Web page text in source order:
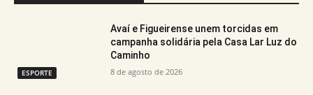
ESPORTE
Avaí e Figueirense unem torcidas em
campanha solidária pela Casa Lar Luz do
Caminho
8 de agosto de 2026